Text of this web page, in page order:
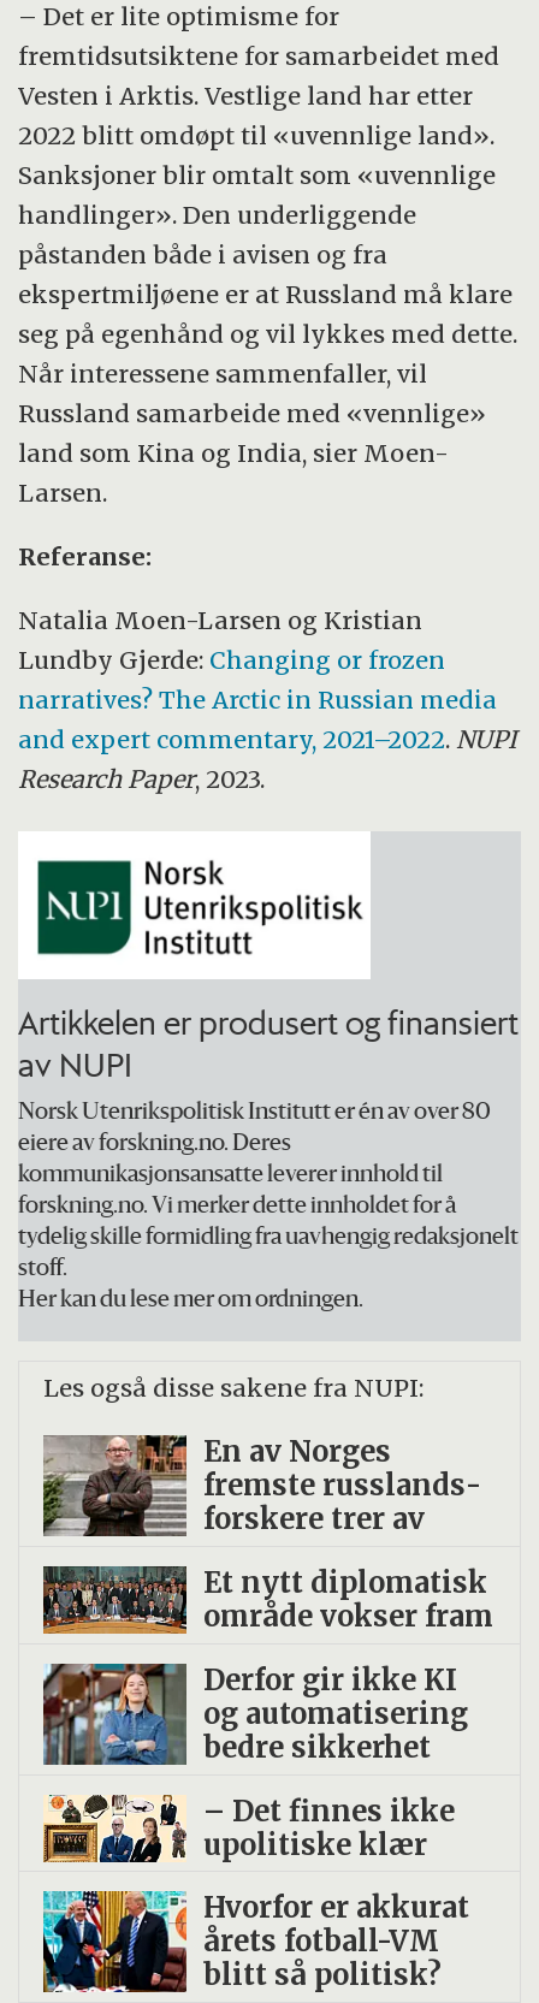
– Det er lite optimisme for
fremtidsutsiktene for samarbeidet med
Vesten i Arktis. Vestlige land har etter
2022 blitt omdøpt til «uvennlige land».
Sanksjoner blir omtalt som «uvennlige
handlinger». Den underliggende
påstanden både i avisen og fra
ekspertmiljøene er at Russland må klare
seg på egenhånd og vil lykkes med dette.
Når interessene sammenfaller, vil
Russland samarbeide med «vennlige»
land som Kina og India, sier Moen-
Larsen.
Referanse:
Natalia Moen-Larsen og Kristian
Lundby Gjerde: Changing or frozen
narratives? The Arctic in Russian media
and expert commentary, 2021–2022.NUPI
Research Paper, 2023.
Artikkelen er produsert og finansiert
av NUPI
Norsk Utenrikspolitisk Institutt er én av over 80
eiere av forskning.no. Deres
kommunikasjonsansatte leverer innhold til
forskning.no. Vi merker dette innholdet for å
tydelig skille formidling fra uavhengig redaksjonelt
stoff.
Her kan du lese mer om ordningen.
Les også disse sakene fra NUPI:
En av Norges
fremste russlands­
forskere trer av
Et nytt diplomatisk
område vokser fram
Derfor gir ikke KI
og automatisering
bedre sikkerhet
– Det finnes ikke
upolitiske klær
Hvorfor er akkurat
årets fotball-VM
blitt så politisk?